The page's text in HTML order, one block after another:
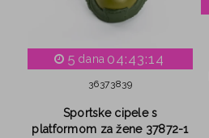
5 dana 04:43:13
36373839
Sportske cipele s
platformom za žene 37872-1